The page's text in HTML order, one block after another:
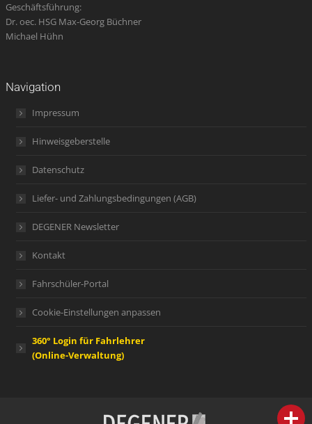
Geschäftsführung:
Dr. oec. HSG Max-Georg Büchner
Michael Hühn
Navigation
Impressum
Hinweisgeberstelle
Datenschutz
Liefer- und Zahlungsbedingungen (AGB)
DEGENER Newsletter
Kontakt
Fahrschüler-Portal
Cookie-Einstellungen anpassen
360° Login für Fahrlehrer
(Online-Verwaltung)
person IHR FACHBERATER